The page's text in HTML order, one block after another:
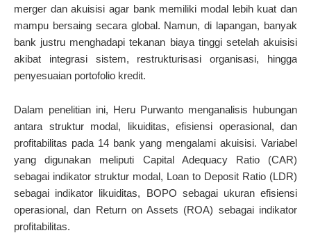
merger dan akuisisi agar bank memiliki modal lebih kuat dan
mampu bersaing secara global. Namun, di lapangan, banyak
bank justru menghadapi tekanan biaya tinggi setelah akuisisi
akibat integrasi sistem, restrukturisasi organisasi, hingga
penyesuaian portofolio kredit.
Dalam penelitian ini, Heru Purwanto menganalisis hubungan
antara struktur modal, likuiditas, efisiensi operasional, dan
profitabilitas pada 14 bank yang mengalami akuisisi. Variabel
yang digunakan meliputi Capital Adequacy Ratio (CAR)
sebagai indikator struktur modal, Loan to Deposit Ratio (LDR)
sebagai indikator likuiditas, BOPO sebagai ukuran efisiensi
operasional, dan Return on Assets (ROA) sebagai indikator
profitabilitas.